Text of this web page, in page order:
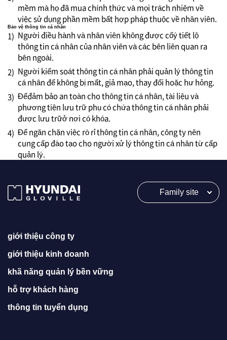
mềm mà họ đã mua chính thức và mọi trách nhiệm về
việc sử dụng phần mềm bất hợp pháp thuộc về nhân viên.
Bảo vệ thông tin cá nhân
1) Người điều hành và nhân viên không được cốý tiết lộ
thông tin cá nhân của nhân viên và các bên liên quan ra
bên ngoài.
2) Người kiểm soát thông tin cá nhân phải quản lý thông tin
cá nhân để không bị mất, giả mạo, thay đổi hoặc hư hỏng.
3) Đểđảm bảo an toàn cho thông tin cá nhân, tài liệu và
phương tiện lưu trữ phụ có chứa thông tin cá nhân phải
được lưu trữở nơi có khóa.
4) Để ngăn chặn việc rò rỉ thông tin cá nhân, công ty nên
cung cấp đào tạo cho người xử lý thông tin cá nhân từ cấp
quản lý.
Family site
giới thiệu công ty
giới thiệu kinh doanh
khã năng quản lý bền vững
hỗ trợ khách hàng
thông tin tuyển dụng